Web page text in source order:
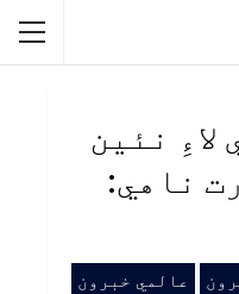
نئين
ناهي:
عالمي خبرون